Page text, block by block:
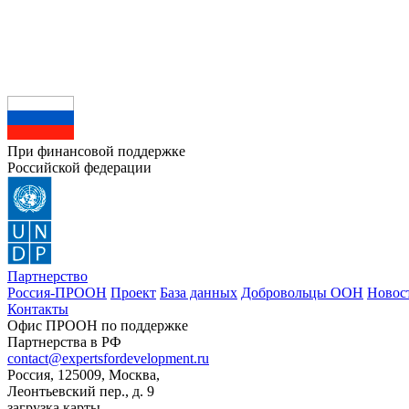
При финансовой поддержке
Российской федерации
Партнерство
Россия-ПРООН Проект База данных Добровольцы ООН
Контакты
Офис ПРООН по поддержке
Партнерства в РФ
contact@expertsfordevelopment.ru
Россия, 125009, Москва,
Леонтьевский пер., д. 9